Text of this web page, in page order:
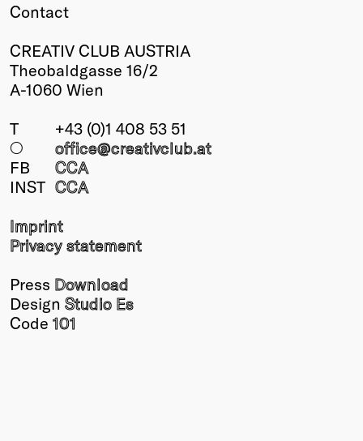
Contact
CREATIV CLUB AUSTRIA
Theobaldgasse 16/2
A-1060 Wien
T
+43 (0)1 408 53 51
○
office@creativclub.at
FB
CCA
INST CCA
Imprint
Privacy statement
Press Download
Design Studio Es
Code 101